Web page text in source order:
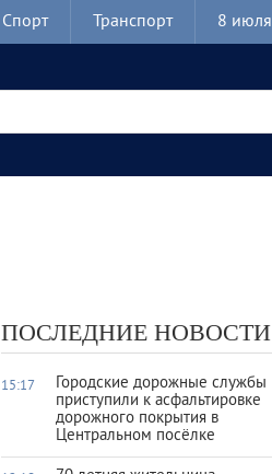
Спорт Транспорт 8 июля
ПОСЛЕДНИЕ НОВОСТИ
15:17
Городские дорожные службы
приступили к асфальтировке
дорожного покрытия в
Центральном посёлке